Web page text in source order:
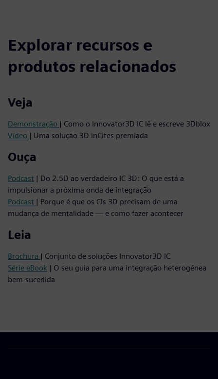
Explorar recursos e
produtos relacionados
Veja
Demonstração | Como o Innovator3D IC lê e escreve 3Dblox
Vídeo | Uma solução 3D inCites premiada
Ouça
Podcast | Do 2.5D ao verdadeiro IC 3D: O que está a
impulsionar a próxima onda de integração
Podcast | Porque é que os CIs 3D precisam de uma
mudança de mentalidade — e como fazer acontecer
Leia
Brochura | Conjunto de soluções Innovator3D IC
Série eBook | O seu guia para uma integração heterogénea
bem-sucedida